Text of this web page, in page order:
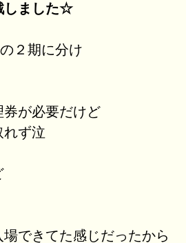
しました☆
２期に分け
券が必要だけど
れず泣
できてた感じだったから